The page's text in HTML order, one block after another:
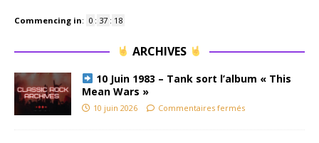
Commencing in: 0 : 37 : 17
ARCHIVES
10 Juin 1983 – Tank sort l’album « This
Mean Wars »
10 juin 2026 Commentaires fermés